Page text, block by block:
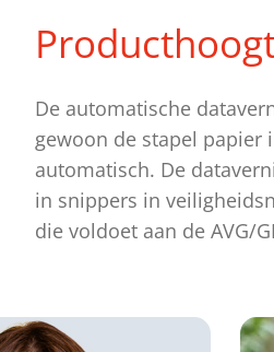
De automatische
gewoon de stapel papier
automatisch. De
in snippers in
die voldoet aan de AVG/